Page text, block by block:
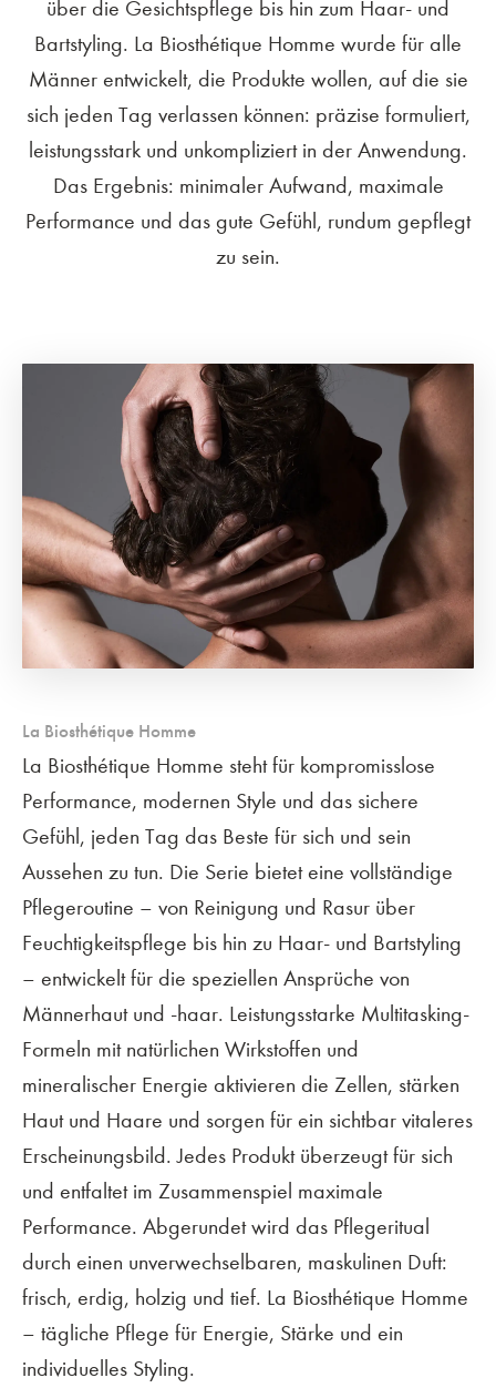
über die Gesichtspflege bis hin zum Haar- und
Bartstyling. La Biosthétique Homme wurde für alle
Männer entwickelt, die Produkte wollen, auf die sie
sich jeden Tag verlassen können: präzise formuliert,
leistungsstark und unkompliziert in der Anwendung.
Das Ergebnis: minimaler Aufwand, maximale
Performance und das gute Gefühl, rundum gepflegt
zu sein.
La Biosthétique Homme
La Biosthétique Homme steht für kompromisslose
Performance, modernen Style und das sichere
Gefühl, jeden Tag das Beste für sich und sein
Aussehen zu tun. Die Serie bietet eine vollständige
Pflegeroutine – von Reinigung und Rasur über
Feuchtigkeitspflege bis hin zu Haar- und Bartstyling
– entwickelt für die speziellen Ansprüche von
Männerhaut und -haar. Leistungsstarke Multitasking-
Formeln mit natürlichen Wirkstoffen und
mineralischer Energie aktivieren die Zellen, stärken
Haut und Haare und sorgen für ein sichtbar vitaleres
Erscheinungsbild. Jedes Produkt überzeugt für sich
und entfaltet im Zusammenspiel maximale
Performance. Abgerundet wird das Pflegeritual
durch einen unverwechselbaren, maskulinen Duft:
frisch, erdig, holzig und tief. La Biosthétique Homme
– tägliche Pflege für Energie, Stärke und ein
individuelles Styling.